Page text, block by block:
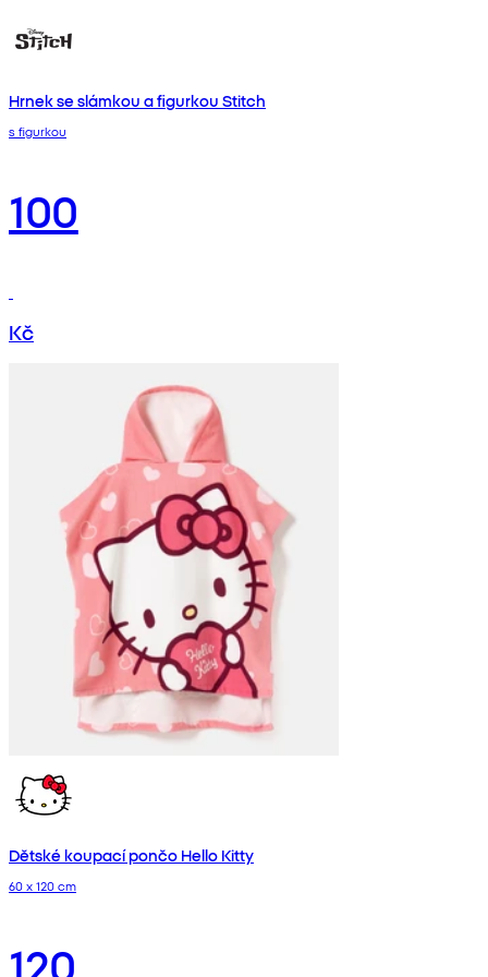
Hrnek se slámkou a figurkou Stitch
s figurkou
100
Kč
Dětské koupací pončo Hello Kitty
60 x 120 cm
120